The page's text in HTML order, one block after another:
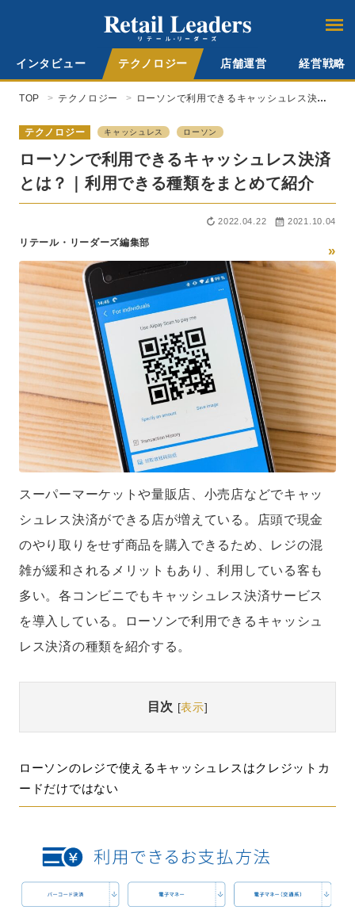
インタビュー テクノロジー 店舗運営 経営戦略
TOP テクノロジー
ローソンで利用できるキャッシュレス決済
テクノロジー
キャッシュレス ローソン
ローソンで利用できるキャッシュレス決済
とは？｜利用できる種類をまとめて紹介
2022.04.22 2021.10.04
リテール・リーダーズ編集部
»
スーパーマーケットや量販店、小売店などでキャッ
シュレス決済ができる店が増えている。店頭で現金
のやり取りをせず商品を購入できるため、レジの混
雑が緩和されるメリットもあり、利用している客も
多い。各コンビニでもキャッシュレス決済サービス
を導入している。ローソンで利用できるキャッシュ
レス決済の種類を紹介する。
目次 [表示]
ローソンのレジで使えるキャッシュレスはクレジットカ
ードだけではない